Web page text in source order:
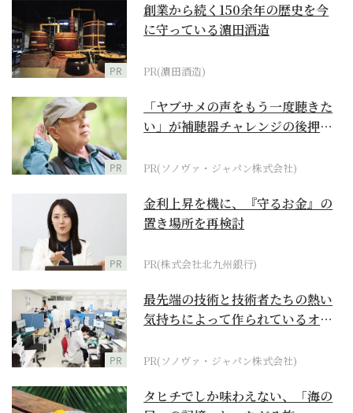
PR
創業から続く150余年の歴史を今
に守っている濵田酒造
PR(濵田酒造)
PR
「ヤブサメの声をもう一度聴きた
い」が補聴器チャレンジの後押し
PR(ソノヴァ・ジャパン株式会社)
PR
金利上昇を機に、『守るお金』の
置き場所を再検討
PR(株式会社北九州銀行)
PR
最先端の技術と技術者たちの熱い
気持ちによって作られているオー
PR(ソノヴァ・ジャパン株式会社)
タヒチでしか味わえない、「海の